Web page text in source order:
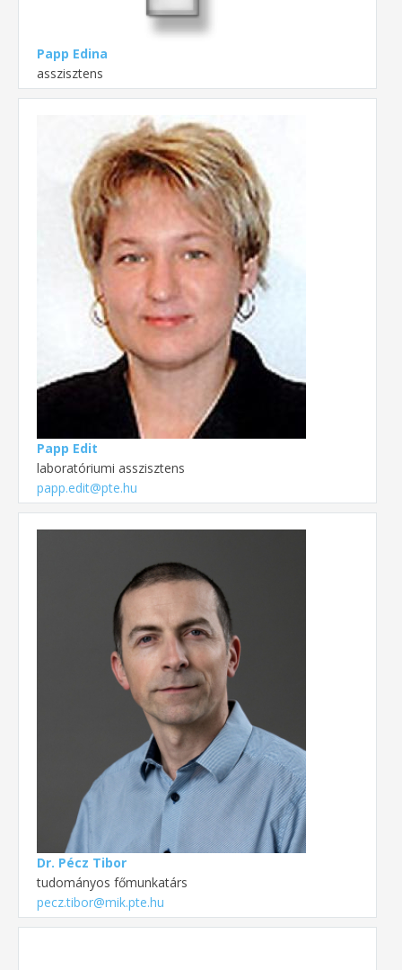
Papp Edina
asszisztens
Papp Edit
laboratóriumi asszisztens
papp.edit@pte.hu
Dr. Pécz Tibor
tudományos főmunkatárs
pecz.tibor@mik.pte.hu